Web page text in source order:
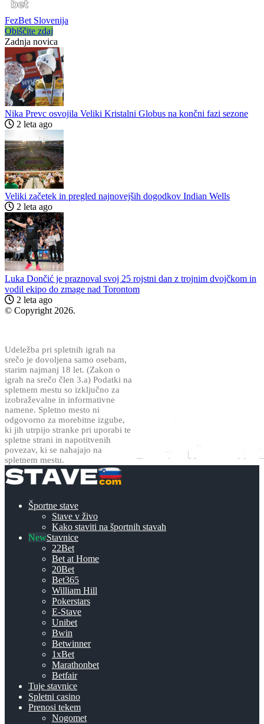
FezBet Slovenija
Obiščite zdaj
Zadnja novica
Nika Prevc osvojila Veliki Kristalni Globus na končni fazi sezone
2 leta ago
Veliki začetek in pregled najnovejših dogodkov Indian Wells
2 leta ago
Luka Dončić je praznoval svoj 25 rojstni dan z trojnim dvojčkom in
vodil ekipo do zmage nad Torontom
2 leta ago
© Copyright 2026.
Udeležba pri spletnih igrah na
srečo je dovoljena samo osebam,
starim najmanj 18 let. (Zakon o
igrah na srečo člen 3.a) Podatki na
spletnem mestu so izključno za
izobraževalne in informativne
namene. Spletno mesto ni
odgovorno za morebitne izgube,
ki jih utrpijo stranke pri uporabi te
spletne strani in napotitvenih
povezav, ki se nahajajo na
spletnem mestu.
Športne stave
Stave v živo
Kako staviti na športnih stavah
Stavnice
22Bet
Bet at Home
20Bet
Bet365
William Hill
Pokerstars
E-Stave
Unibet
Bwin
Betwinner
1xBet
Marathonbet
Betfair
Tuje stavnice
Spletni casino
Prenosi tekem
Nogomet